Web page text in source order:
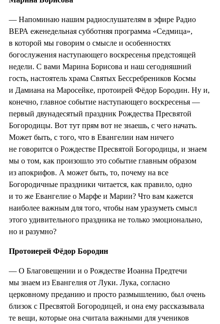
— Напоминаю нашим радиослушателям в эфире Радио
ВЕРА еженедельная субботняя программа «Седмица»,
в которой мы говорим о смысле и особенностях
богослужения наступающего воскресенья предстоящей
недели. С вами Марина Борисова и наш сегодняшний
гость, настоятель храма Святых Бессребреников Космы
и Дамиана на Маросейке, протоирей Фёдор Бородин. Ну и,
конечно, главное событие наступающего воскресенья —
первый двунадесятый праздник Рождества Пресвятой
Богородицы. Вот тут прям вот не знаешь, с чего начать.
Может быть, с того, что в Евангелии нам ничего
не говорится о Рождестве Пресвятой Богородицы, и знаем
мы о том, как произошло это событие главным образом
из апокрифов. А может быть, то, почему на все
Богородичные праздники читается, как правило, одно
и то же Евангелие о Марфе и Марии? Что вам кажется
наиболее важным для того, чтобы нам уразуметь смысл
этого удивительного праздника не только эмоционально,
но и разумно?
Протоиерей Фёдор Бородин
— О Благовещении и о Рождестве Иоанна Предтечи
мы знаем из Евангелия от Луки. Лука, согласно
церковному преданию и просто размышлению, был очень
близок с Пресвятой Богородицей, и она ему рассказывала
те вещи, которые она считала важными для учеников